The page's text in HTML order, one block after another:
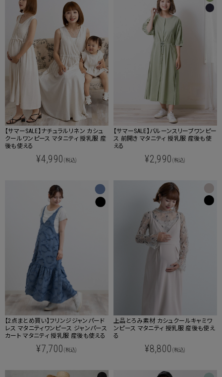
【サマーSALE】ナチュラルリネン カシュ
クールワンピース マタニティ 授乳服 産
後も使える
¥4,990 (税込)
【サマーSALE】バルーンスリーブワンピー
ス 前開き マタニティ 授乳服 産後も使
える
¥2,990 (税込)
【2点まとめ買い】フリンジジャンパード
レス マタニティワンピース ジャンパース
カート マタニティ 授乳服 産後も使える
¥7,700 (税込)
上品とろみ素材 カシュクールキャミワ
ンピース マタニティ 授乳服 産後も使え
る
¥8,800 (税込)